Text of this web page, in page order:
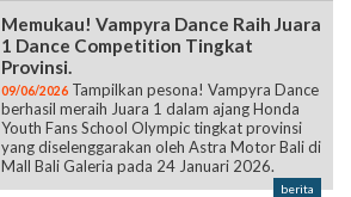
Memukau! Vampyra Dance Raih Juara
1 Dance Competition Tingkat
Provinsi.
09/06/2026 Tampilkan pesona! Vampyra Dance
berhasil meraih Juara 1 dalam ajang Honda
Youth Fans School Olympic tingkat provinsi
yang diselenggarakan oleh Astra Motor Bali di
Mall Bali Galeria pada 24 Januari 2026.
berita